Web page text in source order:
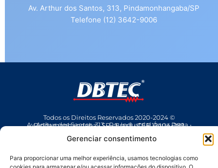
Gerenciar consentimento
Para proporcionar uma melhor experiência, usamos tecnologias como
Av. Arthur dos Santos, 313, Pindamonhangaba/SP
Telefone (12) 3642-9006
Todos os Direitos Reservados 2020-2024 ©
Av Arthur dos Santos, 313 • Pq. Industrial Água Preta • Pindamonhangaba • SP • Brasil • CEP 12404-289